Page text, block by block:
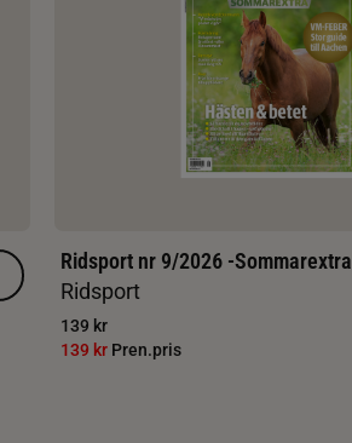
Ridsport nr 9/2026 -Sommarextra
Ridsport
139 kr
139 kr Pren.pris